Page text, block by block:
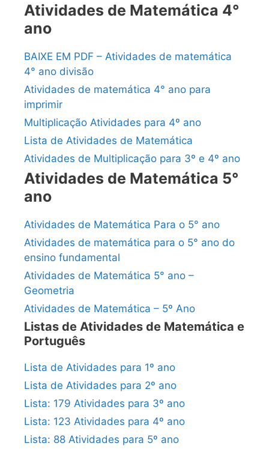
Atividades de Matemática 4°
ano
BAIXE EM PDF – Atividades de matemática
4° ano divisão
Atividades de matemática 4° ano para
imprimir
Multiplicação Atividades para 4º ano
Lista de Atividades de Matemática
Atividades de Multiplicação para 3º e 4º ano
Atividades de Matemática 5°
ano
Atividades de Matemática Para o 5° ano
Atividades de matemática para o 5° ano do
ensino fundamental
Atividades de Matemática 5° ano –
Geometria
Atividades de Matemática – 5º Ano
Listas de Atividades de Matemática e
Português
Lista de Atividades para 1º ano
Lista de Atividades para 2º ano
Lista: 179 Atividades para 3º ano
Lista: 123 Atividades para 4º ano
Lista: 88 Atividades para 5º ano